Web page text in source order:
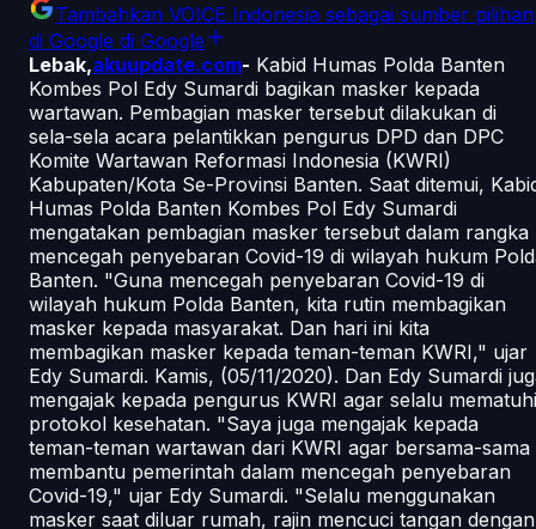
Tambahkan VOICE Indonesia sebagai sumber pilihan
di Google di Google
Lebak,akuupdate.com- Kabid Humas Polda Banten
Kombes Pol Edy Sumardi bagikan masker kepada
wartawan. Pembagian masker tersebut dilakukan di
sela-sela acara pelantikkan pengurus DPD dan DPC
Komite Wartawan Reformasi Indonesia (KWRI)
Kabupaten/Kota Se-Provinsi Banten. Saat ditemui,
Humas Polda Banten Kombes Pol Edy Sumardi
mengatakan pembagian masker tersebut dalam rangka
mencegah penyebaran Covid-19 di wilayah hukum
Banten. "Guna mencegah penyebaran Covid-19 di
wilayah hukum Polda Banten, kita rutin membagikan
masker kepada masyarakat. Dan hari ini kita
membagikan masker kepada teman-teman KWRI," ujar
Edy Sumardi. Kamis, (05/11/2020). Dan Edy Sumardi
mengajak kepada pengurus KWRI agar selalu mematuhi
protokol kesehatan. "Saya juga mengajak kepada
teman-teman wartawan dari KWRI agar bersama-sama
membantu pemerintah dalam mencegah penyebaran
Covid-19," ujar Edy Sumardi. "Selalu menggunakan
masker saat diluar rumah, rajin mencuci tangan dengan